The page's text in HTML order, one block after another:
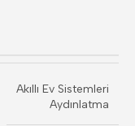
Akıllı Ev Sistemleri
Aydınlatma